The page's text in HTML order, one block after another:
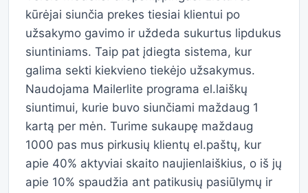
kūrėjai siunčia prekes tiesiai klientui po
užsakymo gavimo ir uždeda sukurtus lipdukus
siuntiniams. Taip pat įdiegta sistema, kur
galima sekti kiekvieno tiekėjo užsakymus.
Naudojama Mailerlite programa el.laiškų
siuntimui, kurie buvo siunčiami maždaug 1
kartą per mėn. Turime sukaupę maždaug
1000 pas mus pirkusių klientų el.paštų, kur
apie 40% aktyviai skaito naujienlaiškius, o iš jų
apie 10% spaudžia ant patikusių pasiūlymų ir